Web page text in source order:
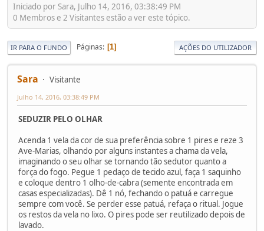
Iniciado por Sara, Julho 14, 2016, 03:38:49 PM
0 Membros e 2 Visitantes estão a ver este tópico.
IR PARA O FUNDO Páginas 1 AÇÕES DO UTILIZADOR
Sara Visitante
Julho 14, 2016, 03:38:49 PM
SEDUZIR PELO OLHAR
Acenda 1 vela da cor de sua preferência sobre 1 pires e reze 3
Ave-Marias, olhando por alguns instantes a chama da vela,
imaginando o seu olhar se tornando tão sedutor quanto a
força do fogo. Pegue 1 pedaço de tecido azul, faça 1 saquinho
e coloque dentro 1 olho-de-cabra (semente encontrada em
casas especializadas). Dê 1 nó, fechando o patuá e carregue
sempre com você. Se perder esse patuá, refaça o ritual. Jogue
os restos da vela no lixo. O pires pode ser reutilizado depois de
lavado.